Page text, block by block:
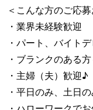
＜こんな方のご応
・業界未経験歓迎
・パート、バイト
・ブランクのある
・主婦（夫）歓迎♪
・平日のみ、土日